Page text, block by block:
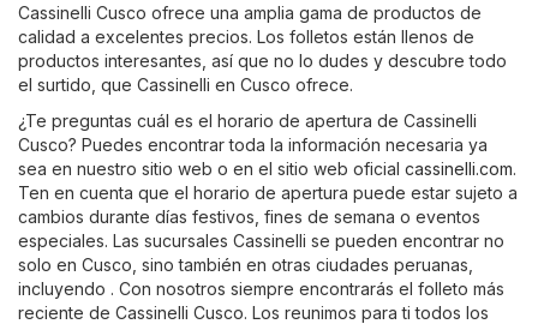
Cassinelli Cusco ofrece una amplia gama de productos de
calidad a excelentes precios. Los folletos están llenos de
productos interesantes, así que no lo dudes y descubre todo
el surtido, que Cassinelli en Cusco ofrece.
¿Te preguntas cuál es el horario de apertura de Cassinelli
Cusco? Puedes encontrar toda la información necesaria ya
sea en nuestro sitio web o en el sitio web oficial cassinelli.com.
Ten en cuenta que el horario de apertura puede estar sujeto a
cambios durante días festivos, fines de semana o eventos
especiales. Las sucursales Cassinelli se pueden encontrar no
solo en Cusco, sino también en otras ciudades peruanas,
incluyendo . Con nosotros siempre encontrarás el folleto más
reciente de Cassinelli Cusco. Los reunimos para ti todos los